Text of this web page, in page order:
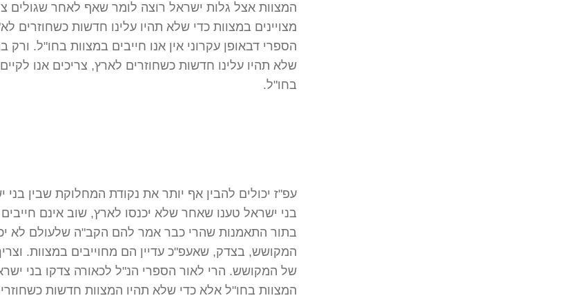
המצוות אצל גלות ישראל רוצה לומר שאף לאחר שגולים
מצויינים במצוות כדי שלא תהיו עלינו חדשות כשחוזרים
הספרי דבאופן עקרוני אין אנו חייבים במצוות בחו"ל. ורק
שלא תהיו עלינו חדשות כשחוזרים לארץ, צריכים אנו
בחו"ל.
עפ"ז יכולים להבין אף יותר את נקודת המחלוקת שבין
בני ישראל טענו שאחר שלא יכנסו לארץ, שוב אינם
בתור התאמנות שהרי כבר אמר להם הקב"ה שלעולם לא
המקושש, בצדק, שאעפ"כ עדיין הם מחוייבים במצוות.
של המקושש. הרי לאור הספרי הנ"ל לכאורה צדקו בני
המצוות בחו"ל אלא כדי שלא תהיו המצוות חדשות